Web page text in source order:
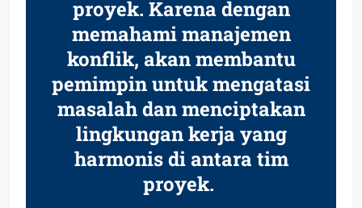
proyek. Karena dengan
memahami manajemen
konflik, akan membantu
pemimpin untuk mengatasi
masalah dan menciptakan
lingkungan kerja yang
harmonis di antara tim
proyek.